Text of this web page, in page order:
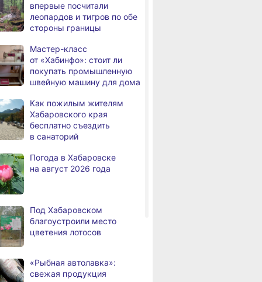
парк
ВИТРИНА
покупать промышленную
швейную машину
для дома
Троих хабаровских
пожарных наградили
медалями «За спасение
В Николаевске-на-Амуре
по нацпроекту капитально
ремонтируют кровлю Дома
В Хабаровске
на общественный транспорт
наносят слоганы
В Николаевске-на-Амуре
Федеральный эксперт
высоко оценил спортивную
инфраструктуру
Дебаркадеры с памятными
именами начали строить
впервые посчитали
леопардов и тигров по обе
стороны границы
Мастер-класс
от «Хабинфо»: стоит ли
покупать промышленную
швейную машину для дома
Как пожилым жителям
Хабаровского края
бесплатно съездить
в санаторий
Погода в Хабаровске
на август 2026 года
Под Хабаровском
благоустроили место
цветения лотосов
«Рыбная автолавка»:
свежая продукция